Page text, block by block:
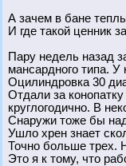
А зачем в бане
И где такой ценник
Пару недель назад
мансардного типа. У
Оцилиндровка 30
Отдали за
круглогодично. В
Снаружи тоже бы
Ушло хрен знает
Точно больше трех.
Это я к тому, что